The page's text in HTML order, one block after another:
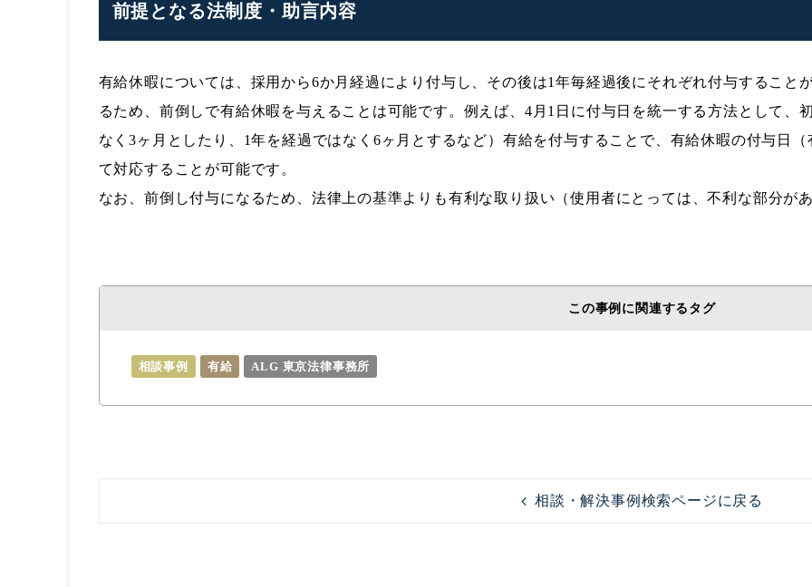
前提となる法制度・助言内容
有給休暇については、採用から6か月経過により付与し、その後は1年毎経過後にそれぞれ付与すること
るため、前倒しで有給休暇を与えることは可能です。例えば、4月1日に付与日を統一する方法として、
なく3ヶ月としたり、1年を経過ではなく6ヶ月とするなど）有給を付与することで、有給休暇の付与日
て対応することが可能です。
なお、前倒し付与になるため、法律上の基準よりも有利な取り扱い（使用者にとっては、不利な部分が
この事例に関連するタグ
相談事例 有給 ALG 東京法律事務所
相談・解決事例検索ページに戻る